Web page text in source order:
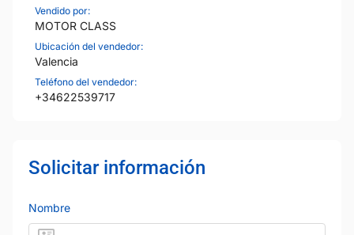
Vendido por:
MOTOR CLASS
Ubicación del vendedor:
Valencia
Teléfono del vendedor:
+34622539717
Solicitar información
Nombre